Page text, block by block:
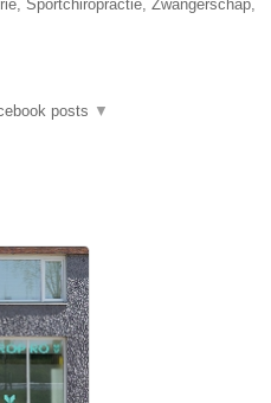
Sportchiropractie, Zwangerschap,
posts ▼